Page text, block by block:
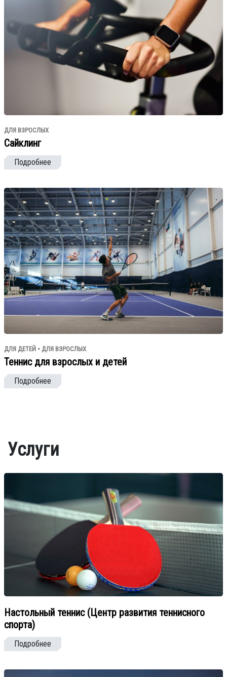
ДЛЯ ВЗРОСЛЫХ
Сайклинг
Подробнее
ДЛЯ ДЕТЕЙ • ДЛЯ ВЗРОСЛЫХ
Теннис для взрослых и детей
Подробнее
Услуги
Настольный теннис (Центр развития теннисного
спорта)
Подробнее